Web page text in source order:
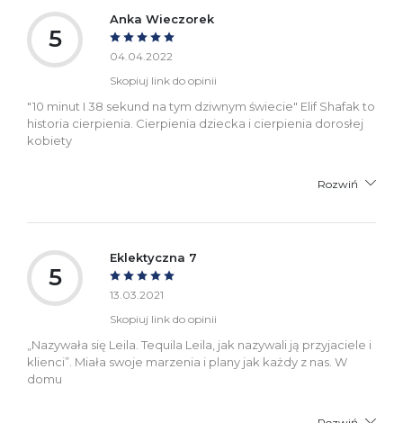
5
Anka Wieczorek
04.04.2022
Skopiuj link do opinii
"10 minut I 38 sekund na tym dziwnym świecie" Elif Shafak to
historia cierpienia. Cierpienia dziecka i cierpienia dorosłej
kobiety
Rozwiń
5
Eklektyczna 7
13.03.2021
Skopiuj link do opinii
„Nazywała się Leila. Tequila Leila, jak nazywali ją przyjaciele i
klienci”. Miała swoje marzenia i plany jak każdy z nas. W
domu